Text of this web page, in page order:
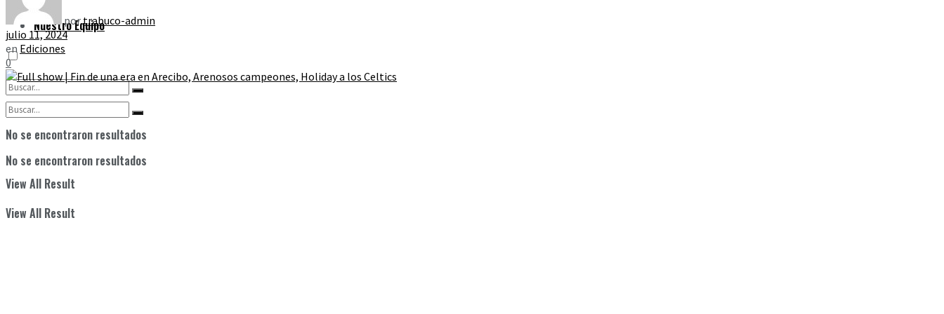
No se encontraron resultados
View All Result
Nuestro Equipo
No se encontraron resultados
View All Result
portrabuco-admin
julio 11, 2024
en Ediciones
0